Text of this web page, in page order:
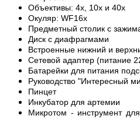
Объективы: 4х, 10х и 40х
Окуляр: WF16х
Предметный столик с
Диск с диафрагмами
Встроенные нижний и
Сетевой адаптер (питание
Батарейки для питания
Руководство "Интересный
Пинцет
Инкубатор для артемии
Микротом - инструмент